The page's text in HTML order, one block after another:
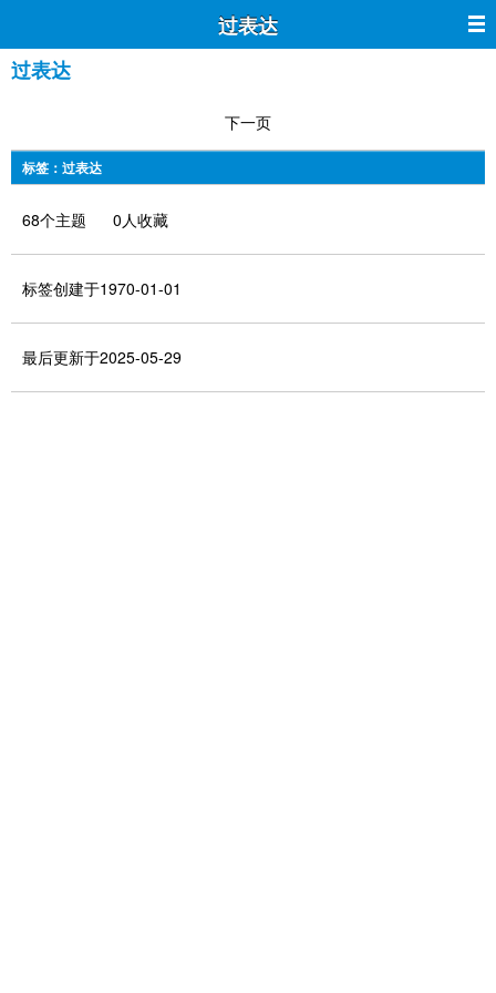
过表达
过表达
下一页
标签：过表达
68个主题 0人收藏
标签创建于1970-01-01
最后更新于2025-05-29